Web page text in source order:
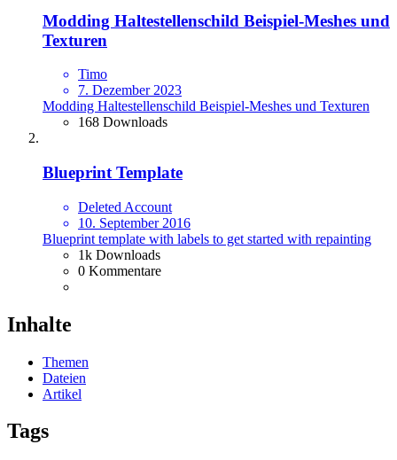
Modding Haltestellenschild Beispiel-Meshes und
Texturen
Timo
7. Dezember 2023
Modding Haltestellenschild Beispiel-Meshes und Texturen
168 Downloads
Blueprint Template
Deleted Account
10. September 2016
Blueprint template with labels to get started with repainting
1k Downloads
0 Kommentare
Inhalte
Themen
Dateien
Artikel
Tags